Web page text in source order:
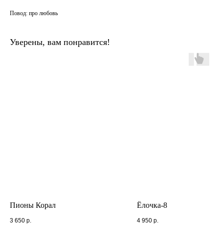
Повод: про любовь
Уверены, вам понравится!
Пионы Корал
3 650 р.
Ёлочка-8
4 950 р.